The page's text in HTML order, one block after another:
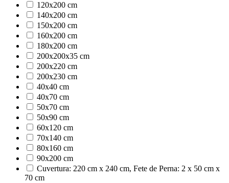
120x200 cm
140x200 cm
150x200 cm
160x200 cm
180x200 cm
200x200x35 cm
200x220 cm
200x230 cm
40x40 cm
40x70 cm
50x70 cm
50x90 cm
60x120 cm
70x140 cm
80x160 cm
90x200 cm
Cuvertura: 220 cm x 240 cm, Fete de Perna: 2 x 50 cm x
70 cm